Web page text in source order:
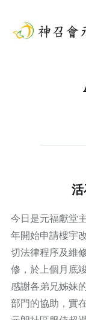
content
今日是元福獻堂
年開始申請樓宇
切法律程序及維
修，於上個月底
感謝各弟兄姊妹
部門的協助，實